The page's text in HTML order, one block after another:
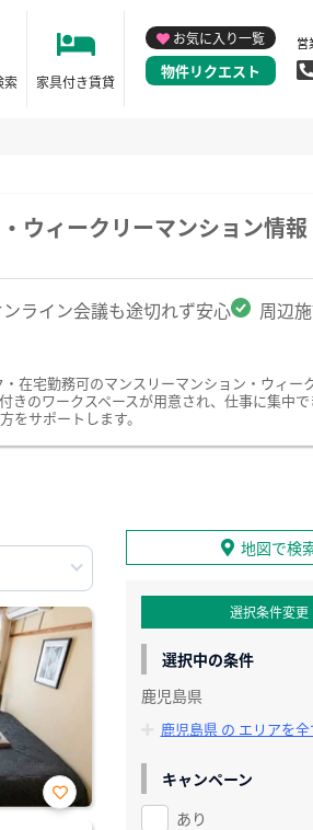
索 家具付き賃貸
お気に入り一覧
物件リクエスト
営
ウィークリーマンション情報
ライン会議も途切れず安心 周辺
在宅勤務可のマンスリーマンション・ウィー
きのワークスペースが用意され、仕事に集中
サポートします。
お気
地図で検
選択条件変更
選択中の条件
鹿児島県
鹿児島県 の エリアを
キャンペーン
あり